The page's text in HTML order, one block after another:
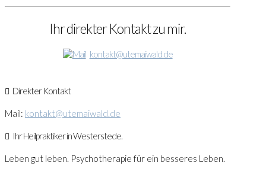
Ihr direkter Kontakt zu mir.
kontakt@utemaiwald.de
Direkter Kontakt
Mail: kontakt@utemaiwald.de
Ihr Heilpraktiker in Westerstede.
Leben gut leben. Psychotherapie für ein besseres Leben.